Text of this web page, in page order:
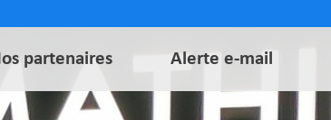
partenaires Alerte e-mail